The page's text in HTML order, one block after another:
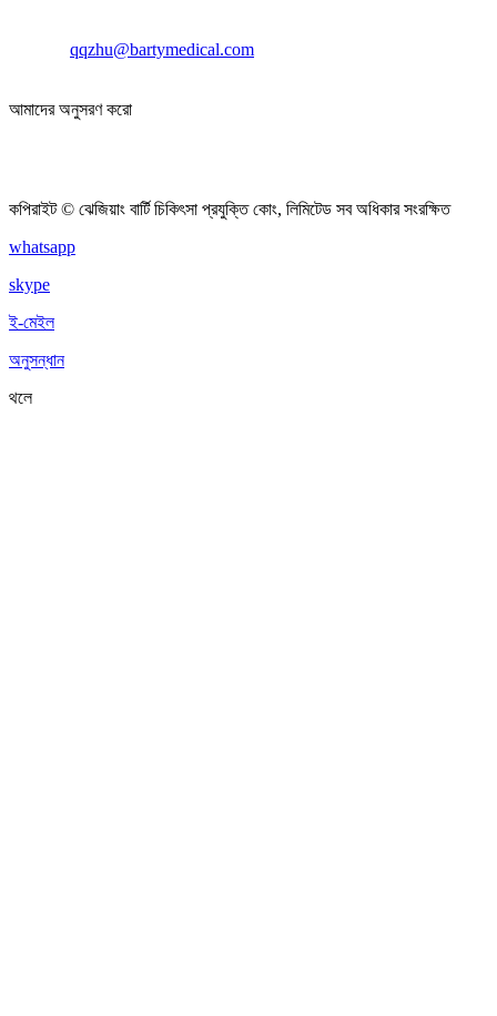
qqzhu@bartymedical.com
আমাদের অনুসরণ করো
কপিরাইট © ঝেজিয়াং বার্টি চিকিৎসা প্রযুক্তি কোং, লিমিটেড সব অধিকার সংরক্ষিত
whatsapp
skype
ই-মেইল
অনুসন্ধান
থলে